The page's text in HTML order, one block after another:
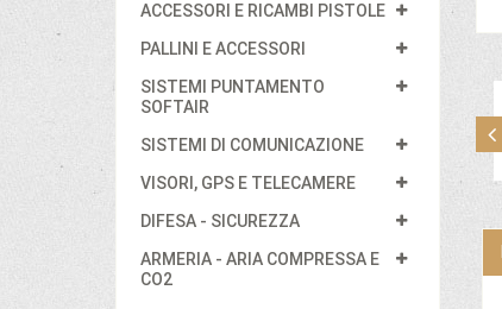
ACCESSORI E RICAMBI PISTOLE
PALLINI E ACCESSORI
SISTEMI PUNTAMENTO
SOFTAIR
SISTEMI DI COMUNICAZIONE
VISORI, GPS E TELECAMERE
DIFESA - SICUREZZA
ARMERIA - ARIA COMPRESSA E
CO2